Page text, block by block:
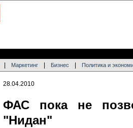
Маркетинг Бизнес Политика и
28.04.2010
ФАС пока не
"Нидан"